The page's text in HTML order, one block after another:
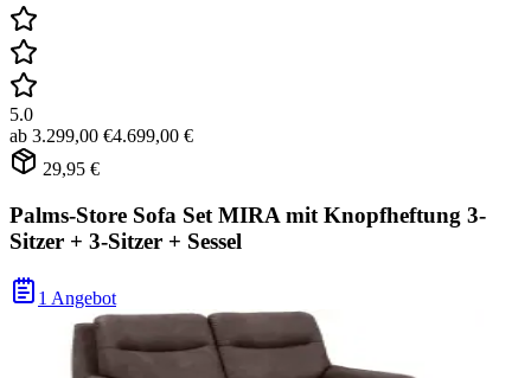
5.0
ab 3.299,00 €4.699,00 €
29,95 €
Palms-Store Sofa Set MIRA mit Knopfheftung 3-
Sitzer + 3-Sitzer + Sessel
1 Angebot